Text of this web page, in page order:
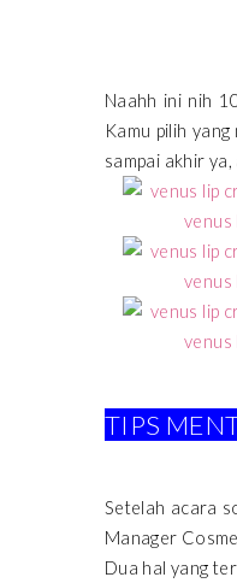
Naahh ini nih
Kamu pilih
sampai akhir
TIPS
Setelah acara
Manager
Dua hal yang